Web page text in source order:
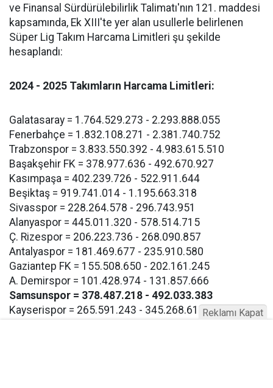
ve Finansal Sürdürülebilirlik Talimatı'nın 121. maddesi
kapsamında, Ek XIII'te yer alan usullerle belirlenen
Süper Lig Takım Harcama Limitleri şu şekilde
hesaplandı:
2024 - 2025 Takımların Harcama Limitleri:
Galatasaray = 1.764.529.273 - 2.293.888.055
Fenerbahçe = 1.832.108.271 - 2.381.740.752
Trabzonspor = 3.833.550.392 - 4.983.615.510
Başakşehir FK = 378.977.636 - 492.670.927
Kasımpaşa = 402.239.726 - 522.911.644
Beşiktaş = 919.741.014 - 1.195.663.318
Sivasspor = 228.264.578 - 296.743.951
Alanyaspor = 445.011.320 - 578.514.715
Ç. Rizespor = 206.223.736 - 268.090.857
Antalyaspor = 181.469.677 - 235.910.580
Gaziantep FK = 155.508.650 - 202.161.245
A. Demirspor = 101.428.974 - 131.857.666
Samsunspor = 378.487.218 - 492.033.383
Kayserispor = 265.591.243 - 345.268.616Reklamı Kapat